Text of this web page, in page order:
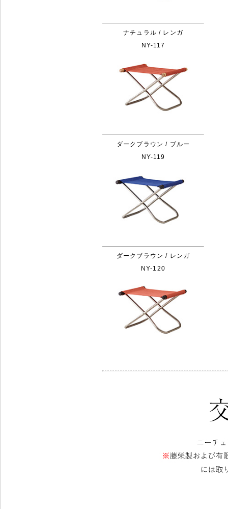
ナチュラル / レンガ
NY-117
ダークブラウン / ブルー
NY-119
ダークブラウン / レンガ
NY-120